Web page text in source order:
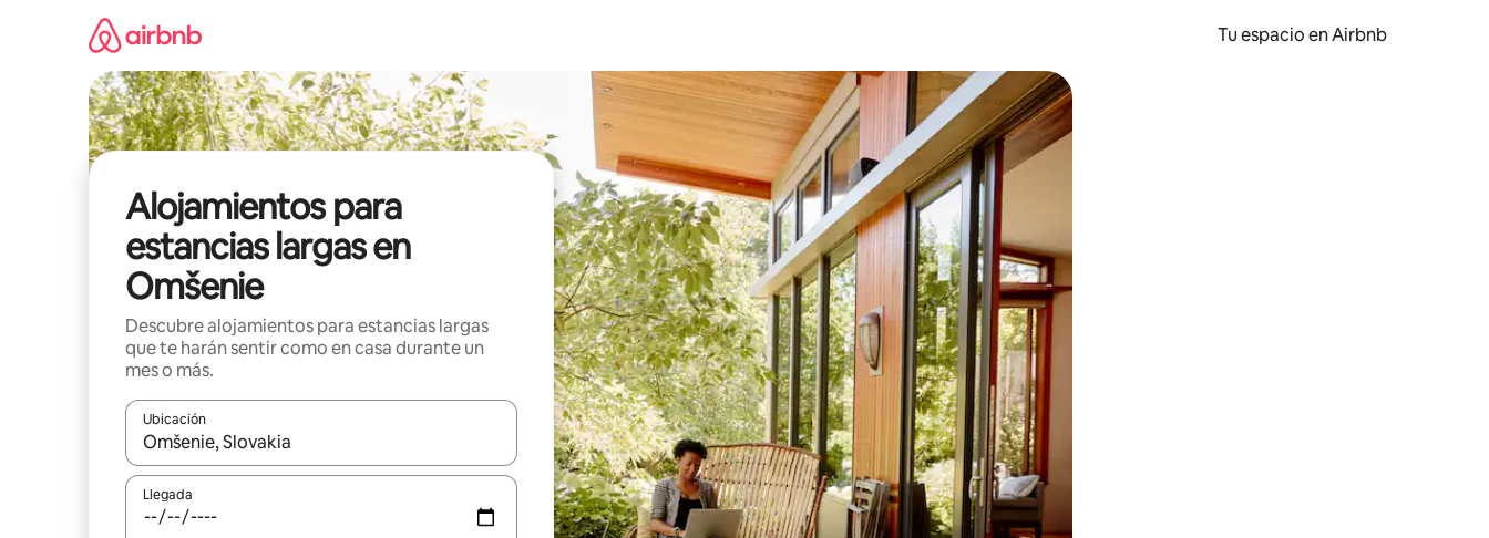
Tu espacio en Airbnb
Alojamientos para
estancias largas en
Omšenie
Descubre alojamientos para estancias largas
que te harán sentir como en casa durante un
mes o más.
Ubicación
Cuando los resultados estén disponibles, podrás navegar usando las teclas de las flechas hacia arriba y hacia abajo, o bien tocando y deslizando la pantalla.
Llegada